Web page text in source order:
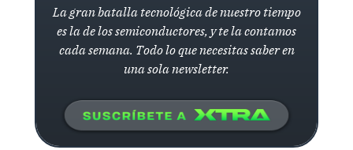
La gran batalla tecnológica de nuestro tiempo
es la de los semiconductores, y te la contamos
cada semana. Todo lo que necesitas saber en
una sola newsletter.